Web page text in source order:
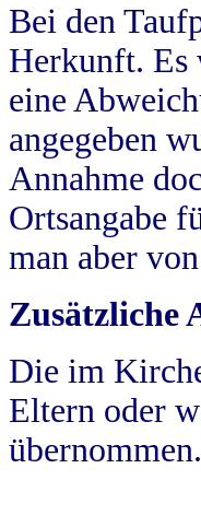
Bei den
Herkunft. Es
eine
angegeben
Annahme
Ortsangabe
man aber
Zusätzliche
Die im
Eltern oder
übernommen.